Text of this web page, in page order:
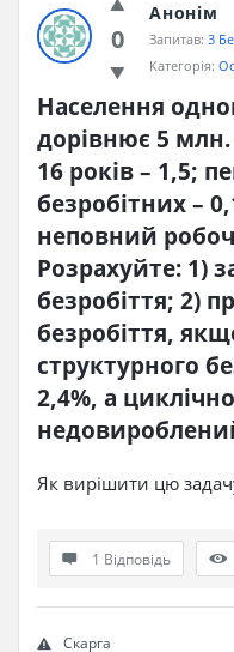
0
Анонім
Запитав: 3
Категорія:
Населення
дорівнює 5 млн.
16 років – 1,5;
безробітних –
неповний
Розрахуйте: 1)
безробіття; 2)
безробіття,
структурного
2,4%, а
Як вирішити цю
1 Відповідь
Скарга